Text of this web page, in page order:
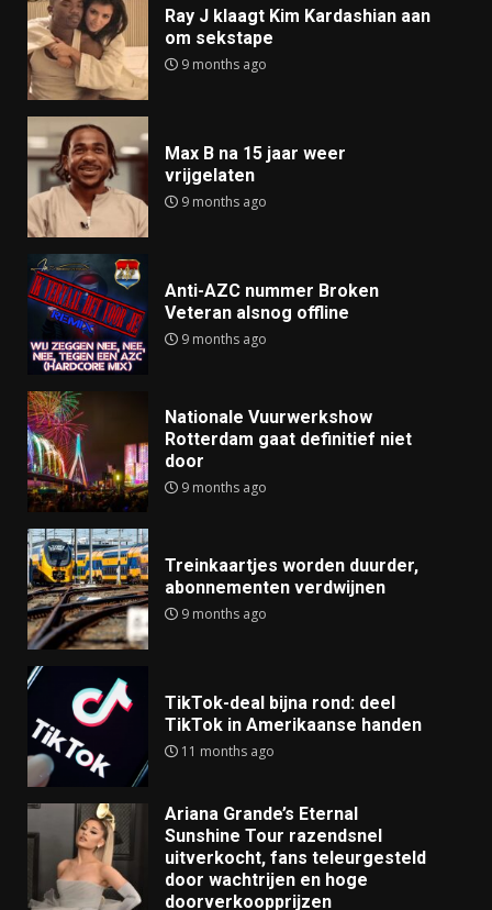
Ray J klaagt Kim Kardashian aan
om sekstape
9 months ago
Max B na 15 jaar weer
vrijgelaten
9 months ago
Anti-AZC nummer Broken
Veteran alsnog offline
9 months ago
Nationale Vuurwerkshow
Rotterdam gaat definitief niet
door
9 months ago
Treinkaartjes worden duurder,
abonnementen verdwijnen
9 months ago
TikTok-deal bijna rond: deel
TikTok in Amerikaanse handen
11 months ago
Ariana Grande’s Eternal
Sunshine Tour razendsnel
uitverkocht, fans teleurgesteld
door wachtrijen en hoge
doorverkoopprijzen